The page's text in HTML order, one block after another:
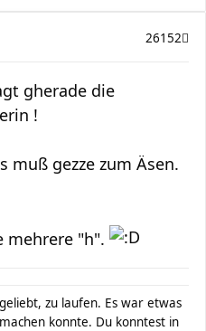
26152
gherade die
!
muß gezze zum Äsen.
mehrere "h".
zu laufen. Es war etwas
konnte. Du konntest in